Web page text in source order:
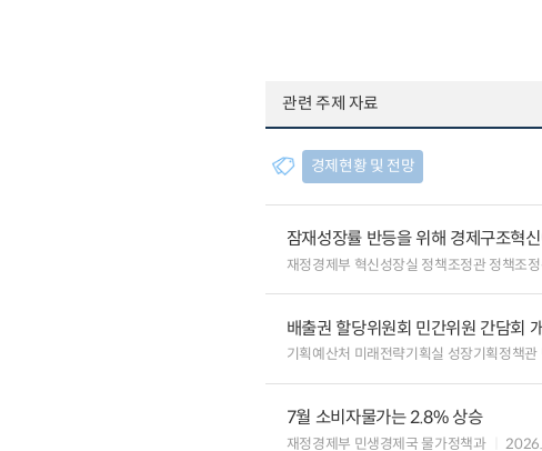
관련 주제 자료
경제현황 및 전망
잠재성장률 반등을 위해 경제구조혁
재정경제부 혁신성장실 정책조정관 정책조
배출권 할당위원회 민간위원 간담회
기획예산처 미래전략기획실 성장기획정책
7월 소비자물가는 2.8% 상승
재정경제부 민생경제국 물가정책과